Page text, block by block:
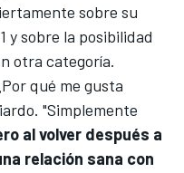
sobre su
y sobre la posibilidad
otra categoría.
qué me gusta
"Simplemente
al volver después a
relación sana con